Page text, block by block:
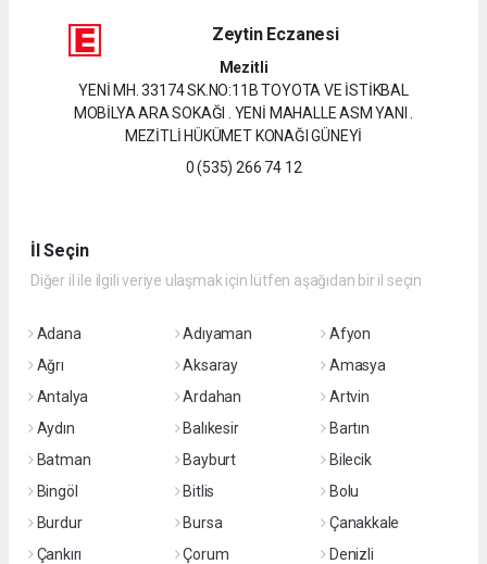
Zeytin Eczanesi
Mezitli
YENİ MH. 33174 SK.NO:11B TOYOTA VE İSTİKBAL
MOBİLYA ARA SOKAĞI . YENİ MAHALLE ASM YANI .
MEZİTLİ HÜKÜMET KONAĞI GÜNEYİ
0 (535) 266 74 12
İl Seçin
Diğer il ile ilgili veriye ulaşmak için lütfen aşağıdan bir il seçin
Adana Adıyaman
Afyon
Ağrı
Aksaray
Amasya
Antalya
Ardahan
Artvin
Aydın
Balıkesir
Bartın
Batman
Bayburt
Bilecik
Bingöl
Bitlis
Bolu
Burdur
Bursa
Çanakkale
Çankırı
Çorum
Denizli